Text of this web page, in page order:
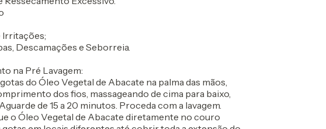
Irritações;
Descamações e Seborreia.
na Pré Lavagem:
do Óleo Vegetal de Abacate na palma das mãos,
dos fios, massageando de cima para baixo,
de 15 a 20 minutos. Proceda com a lavagem.
o Óleo Vegetal de Abacate diretamente no couro